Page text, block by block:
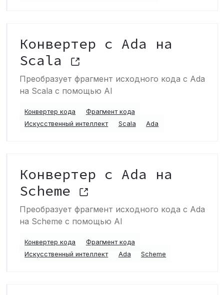
Конвертер с Ada на
Scala
Преобразует фрагмент исходного кода с Ada
на Scala с помощью AI
Конвертер кода
Фрагмент кода
Искусственный интеллект
Scala Ada
Конвертер с Ada на
Scheme
Преобразует фрагмент исходного кода с Ada
на Scheme с помощью AI
Конвертер кода
Фрагмент кода
Искусственный интеллект
Ada Scheme